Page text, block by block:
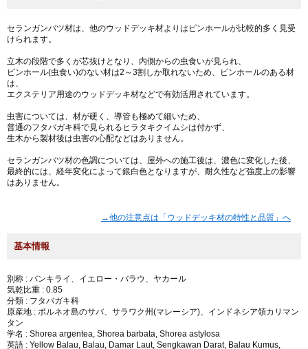
セランガンバツ材は、他のウッドデッキ材よりはピンホールが比較的多く見受
けられます。
立木の段階で多くが芯抜けとなり、内側からの虫食いが見られ、
ピンホール(虫食い)のない材は2～3割しか取れないため、ピンホールのある材
は、
エクステリア用途のウッドデッキ材などで有効活用されています。
虫害については、材が硬く、導管も極めて細いため、
普通のフタバガキ科で見られるヒラタキクイムシは付かず、
生木から製材後は虫害の心配などはありません。
セランガンバツ材の色調については、屋外への施工後は、濃色に変化した後、
最終的には、経年変化によって銀白色となりますが、耐久性など強度上の影響
はありません。
→他の注意点は「ウッドデッキ材の特性と品質」へ
基本情報
別称 : バンキライ、イエロー・バラウ、ヤカール
気乾比重 : 0.85
分類 : フタバガキ科
原産地 : ボルネオ島のサバ、サラワク州(マレーシア)、インドネシア領カリマン
タン
学名 : Shorea argentea, Shorea barbata, Shorea astylosa
英語 : Yellow Balau, Balau, Damar Laut, Sengkawan Darat, Balau Kumus,